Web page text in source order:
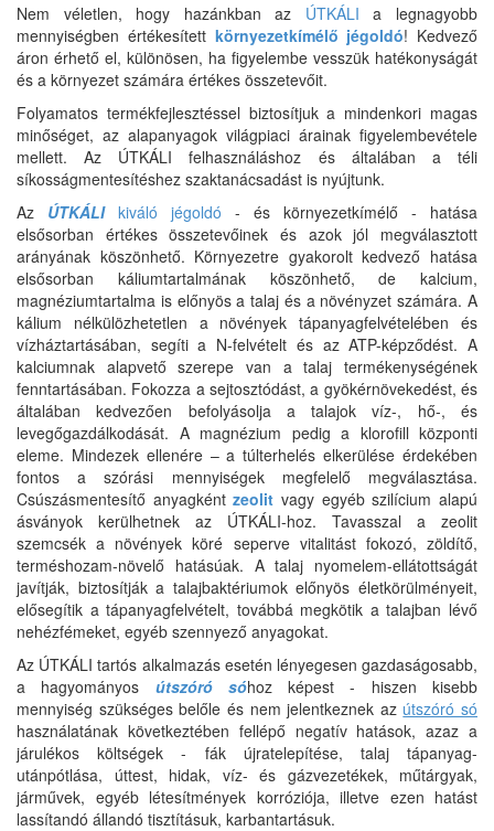
Nem véletlen, hogy hazánkban az ÚTKÁLI a legnagyobb
mennyiségben értékesített környezetkímélő jégoldó! Kedvező
áron érhető el, különösen, ha figyelembe vesszük hatékonyságát
és a környezet számára értékes összetevőit.
Folyamatos termékfejlesztéssel biztosítjuk a mindenkori magas
minőséget, az alapanyagok világpiaci árainak figyelembevétele
mellett. Az ÚTKÁLI felhasználáshoz és általában a téli
síkosságmentesítéshez szaktanácsadást is nyújtunk.
Az ÚTKÁLIkiváló jégoldó - és környezetkímélő - hatása
elsősorban értékes összetevőinek és azok jól megválasztott
arányának köszönhető. Környezetre gyakorolt kedvező hatása
elsősorban káliumtartalmának köszönhető, de kalcium,
magnéziumtartalma is előnyös a talaj és a növényzet számára. A
kálium nélkülözhetetlen a növények tápanyagfelvételében és
vízháztartásában, segíti a N-felvételt és az ATP-képződést. A
kalciumnak alapvető szerepe van a talaj termékenységének
fenntartásában. Fokozza a sejtosztódást, a gyökérnövekedést, és
általában kedvezően befolyásolja a talajok víz-, hő-, és
levegőgazdálkodását. A magnézium pedig a klorofill központi
eleme. Mindezek ellenére – a túlterhelés elkerülése érdekében
fontos a szórási mennyiségek megfelelő megválasztása.
Csúszásmentesítő anyagkéntzeolit vagy egyéb szilícium alapú
ásványok kerülhetnek az ÚTKÁLI-hoz. Tavasszal a zeolit
szemcsék a növények köré seperve vitalitást fokozó, zöldítő,
terméshozam-növelő hatásúak. A talaj nyomelem-ellátottságát
javítják, biztosítják a talajbaktériumok előnyös életkörülményeit,
elősegítik a tápanyagfelvételt, továbbá megkötik a talajban lévő
nehézfémeket, egyéb szennyező anyagokat.
Az ÚTKÁLI tartós alkalmazás esetén lényegesen gazdaságosabb,
a hagyományos útszóró sóhoz képest - hiszen kisebb
mennyiség szükséges belőle és nem jelentkeznek az útszóró só
használatának következtében fellépő negatív hatások, azaz a
járulékos költségek - fák újratelepítése, talaj tápanyag-
utánpótlása, úttest, hidak, víz- és gázvezetékek, műtárgyak,
járművek, egyéb létesítmények korróziója, illetve ezen hatást
lassítandó állandó tisztításuk, karbantartásuk.